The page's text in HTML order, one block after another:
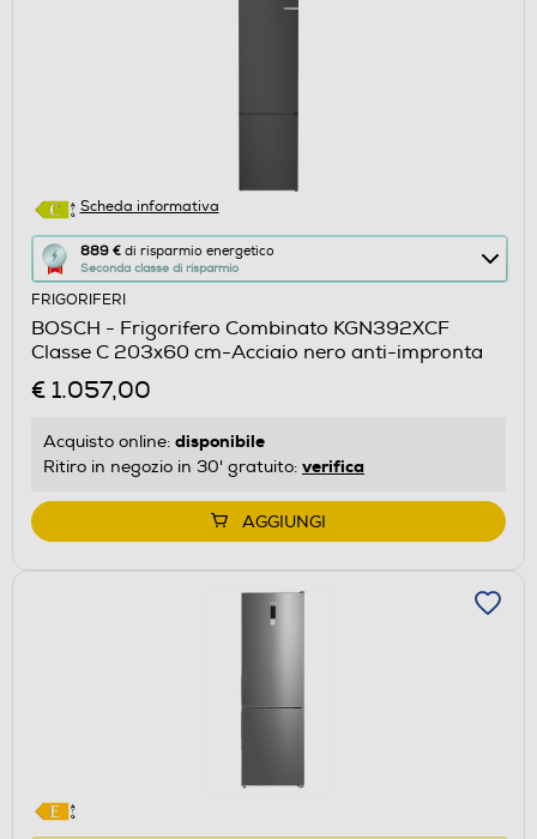
Scheda informativa
889 € di risparmio energetico
Seconda classe di risparmio
Questa
azione
aprirà
il
Calcolatore
di
energetico
Youreko.
FRIGORIFERI
BOSCH - Frigorifero Combinato KGN392XCF
Classe C 203x60 cm-Acciaio nero anti-impronta
€ 1.057,00
Acquisto online: disponibile
Ritiro in negozio in 30' gratuito: verifica
AGGIUNGI